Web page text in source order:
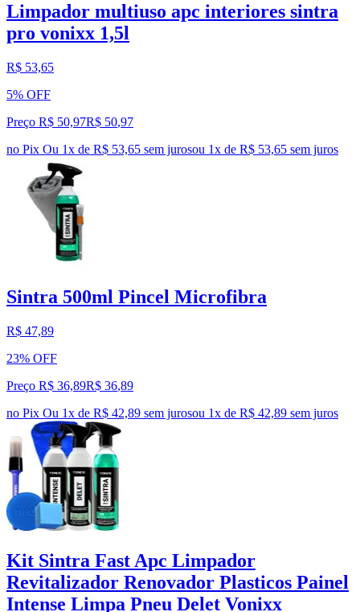
Limpador multiuso apc interiores sintra
pro vonixx 1,5l
R$ 53,65
5% OFF
Preço R$ 50,97R$ 50,97
no Pix Ou 1x de R$ 53,65 sem jurosou 1x de R$ 53,65 sem juros
Sintra 500ml Pincel Microfibra
R$ 47,89
23% OFF
Preço R$ 36,89R$ 36,89
no Pix Ou 1x de R$ 42,89 sem jurosou 1x de R$ 42,89 sem juros
Kit Sintra Fast Apc Limpador
Revitalizador Renovador Plasticos Painel
Intense Limpa Pneu Delet Vonixx